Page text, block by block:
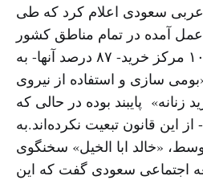
عربی سعودی اعلام کرد که طی
آمده در تمام مناطق کشور
مشخص شد که ۱۰۱٫۰۲ مرکز خرید- ۸۷ درصد آنها- به
سازی و استفاده از نیروی
زنانه» پایبند بوده در حالی که
آنها- از این قانون تبعیت نکرده‌اند.به
«خالد ابا الخیل» سخنگوی
اجتماعی سعودی گفت که این